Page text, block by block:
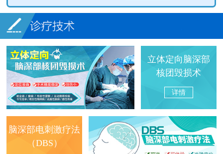
立体定向脑深部
核团毁损术
详情
脑深部电刺激疗法
（DBS）